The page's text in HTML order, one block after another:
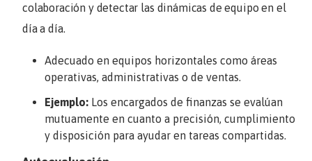
colaboración y detectar las dinámicas de equipo en el
día a día.
Adecuado en equipos horizontales como áreas
operativas, administrativas o de ventas.
Ejemplo: Los encargados de finanzas se evalúan
mutuamente en cuanto a precisión, cumplimiento
y disposición para ayudar en tareas compartidas.